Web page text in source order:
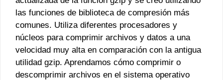
las funciones de biblioteca de compresión más
comunes. Utiliza diferentes procesadores y
núcleos para comprimir archivos y datos a una
velocidad muy alta en comparación con la antigua
utilidad gzip. Aprendamos cómo comprimir o
descomprimir archivos en el sistema operativo